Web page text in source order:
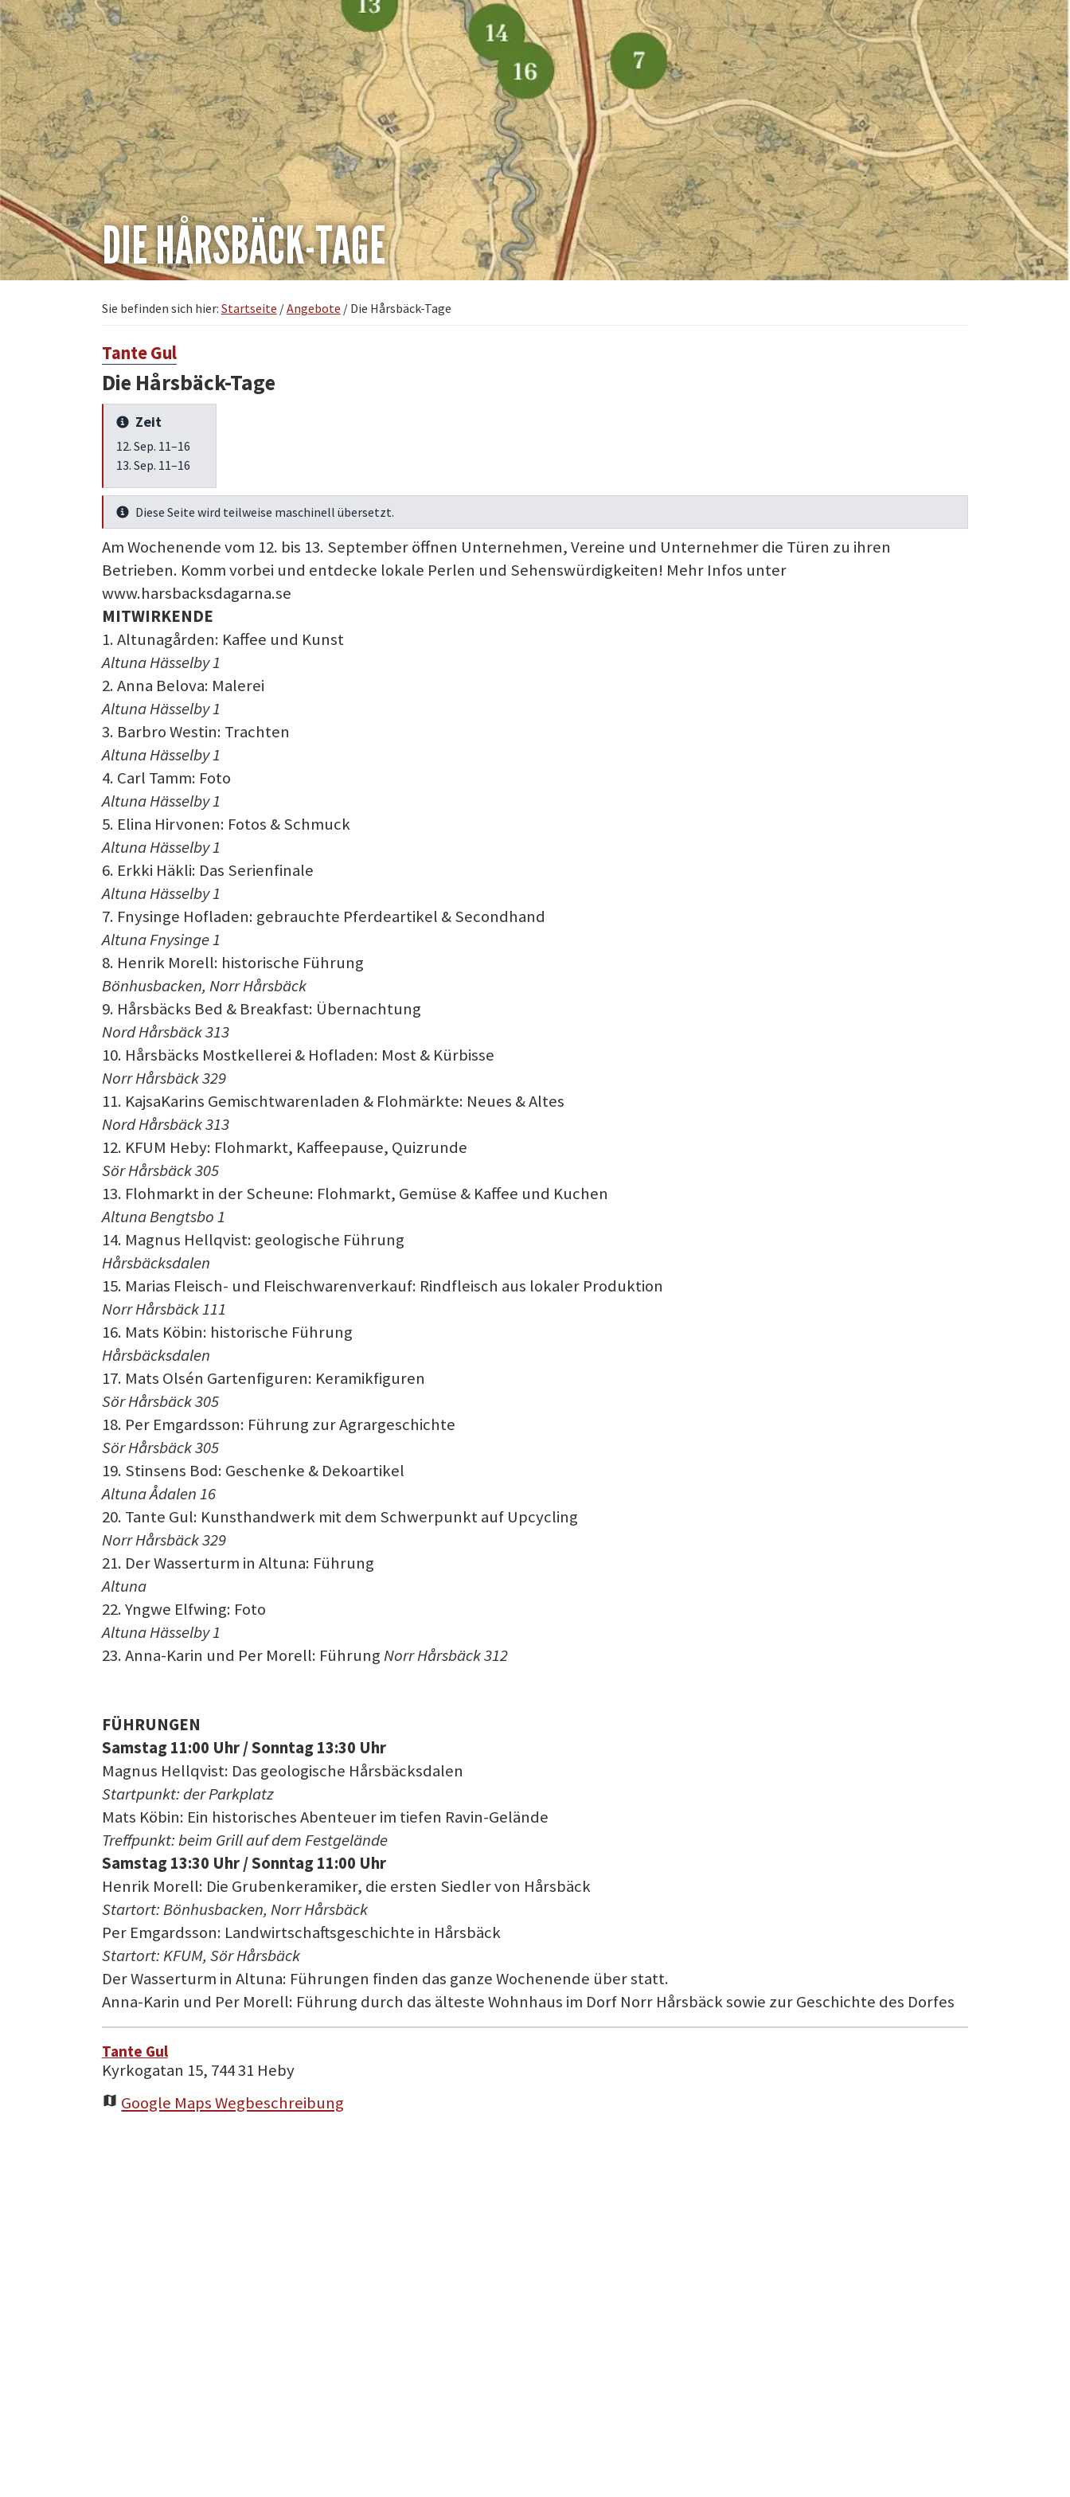
DIE HÅRSBÄCK-TAGE
Sie befinden sich hier: Startseite /Angebote /Die Hårsbäck-Tage
Tante Gul
Die Hårsbäck-Tage
Mehr Infos
Zeit
12. Sep. 11–16
13. Sep. 11–16
Mehr Infos
Diese Seite wird teilweise maschinell übersetzt.
Am Wochenende vom 12. bis 13. September öffnen Unternehmen, Vereine und Unternehmer die Türen zu ihren
Betrieben. Komm vorbei und entdecke lokale Perlen und Sehenswürdigkeiten! Mehr Infos unter
www.harsbacksdagarna.se
MITWIRKENDE
1. Altunagården: Kaffee und Kunst
Altuna Hässelby 1
2. Anna Belova: Malerei
Altuna Hässelby 1
3. Barbro Westin: Trachten
Altuna Hässelby 1
4. Carl Tamm: Foto
Altuna Hässelby 1
5. Elina Hirvonen: Fotos & Schmuck
Altuna Hässelby 1
6. Erkki Häkli: Das Serienfinale
Altuna Hässelby 1
7. Fnysinge Hofladen: gebrauchte Pferdeartikel & Secondhand
Altuna Fnysinge 1
8. Henrik Morell: historische Führung
Bönhusbacken, Norr Hårsbäck
9. Hårsbäcks Bed & Breakfast: Übernachtung
Nord Hårsbäck 313
10. Hårsbäcks Mostkellerei & Hofladen: Most & Kürbisse
Norr Hårsbäck 329
11. KajsaKarins Gemischtwarenladen & Flohmärkte: Neues & Altes
Nord Hårsbäck 313
12. KFUM Heby: Flohmarkt, Kaffeepause, Quizrunde
Sör Hårsbäck 305
13. Flohmarkt in der Scheune: Flohmarkt, Gemüse & Kaffee und Kuchen
Altuna Bengtsbo 1
14. Magnus Hellqvist: geologische Führung
Hårsbäcksdalen
15. Marias Fleisch- und Fleischwarenverkauf: Rindfleisch aus lokaler Produktion
Norr Hårsbäck 111
16. Mats Köbin: historische Führung
Hårsbäcksdalen
17. Mats Olsén Gartenfiguren: Keramikfiguren
Sör Hårsbäck 305
18. Per Emgardsson: Führung zur Agrargeschichte
Sör Hårsbäck 305
19. Stinsens Bod: Geschenke & Dekoartikel
Altuna Ådalen 16
20. Tante Gul: Kunsthandwerk mit dem Schwerpunkt auf Upcycling
Norr Hårsbäck 329
21. Der Wasserturm in Altuna: Führung
Altuna
22. Yngwe Elfwing: Foto
Altuna Hässelby 1
23. Anna-Karin und Per Morell: FührungNorr Hårsbäck 312
FÜHRUNGEN
Samstag 11:00 Uhr / Sonntag 13:30 Uhr
Magnus Hellqvist: Das geologische Hårsbäcksdalen
Startpunkt: der Parkplatz
Mats Köbin: Ein historisches Abenteuer im tiefen Ravin-Gelände
Treffpunkt: beim Grill auf dem Festgelände
Samstag 13:30 Uhr / Sonntag 11:00 Uhr
Henrik Morell: Die Grubenkeramiker, die ersten Siedler von Hårsbäck
Startort: Bönhusbacken, Norr Hårsbäck
Per Emgardsson: Landwirtschaftsgeschichte in Hårsbäck
Startort: KFUM, Sör Hårsbäck
Der Wasserturm in Altuna: Führungen finden das ganze Wochenende über statt.
Anna-Karin und Per Morell: Führung durch das älteste Wohnhaus im Dorf Norr Hårsbäck sowie zur Geschichte des Dorfes
Tante Gul
Kyrkogatan 15, 744 31 Heby
Google Maps Wegbeschreibung